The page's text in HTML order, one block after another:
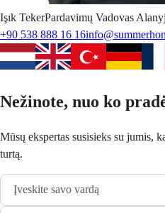
Işık TekerPardavimų Vadovas
+90 538 888 16 16
Nežinote, nuo ko
Mūsų ekspertas susisieks su jumis,
turtą.